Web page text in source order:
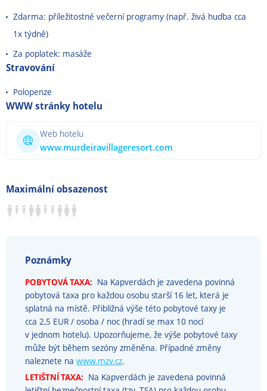
Zdarma: příležitostné večerní programy (např. živá hudba cca
1x týdně)
Za poplatek: masáže
Stravování
Polopenze
WWW stránky hotelu
Web hotelu
www.murdeiravillageresort.com
Maximální obsazenost
Poznámky
POBYTOVÁ TAXA: Na Kapverdách je zavedena povinná
pobytová taxa pro každou osobu starší 16 let, která je
splatná na místě. Přibližná výše této pobytové taxy je
cca 2,5 EUR / osoba / noc (hradí se max 10 nocí
v jednom hotelu). Upozorňujeme, že výše pobytové taxy
může být během sezóny změněna. Případné změny
naleznete na www.mzv.cz.
LETIŠTNÍ TAXA: Na Kapverdách je zavedena povinná